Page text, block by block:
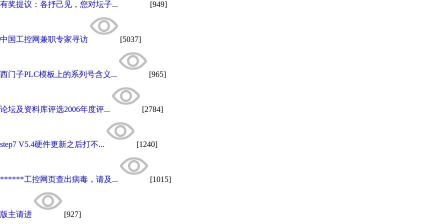
有奖提议：各抒己见，您对坛子... [949]
中国工控网兼职专家寻访 [5037]
西门子PLC模板上的系列号含义... [965]
论坛及资料库评选2006年度评... [2784]
step7 V5.4硬件更新之后打不... [1240]
******工控网页查出病毒，请及... [1015]
版主请进 [927]